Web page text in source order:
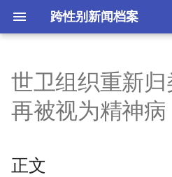
跨性别新闻档案
n
a
正文
附加信息 [Processed Page
世卫组织重​新归
再被视为精神病
正文